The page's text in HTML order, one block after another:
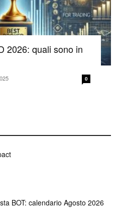
2026: quali sono in
0
BOT: calendario Agosto 2026